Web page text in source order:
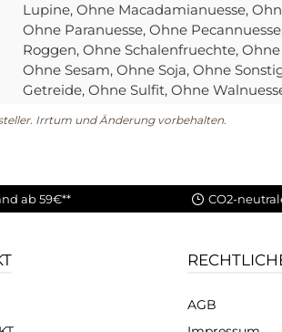
Lupine, Ohne Macadamianuesse,
Ohne Paranuesse, Ohne Pecannuesse
Roggen, Ohne Schalenfruechte,
Ohne Sesam, Ohne Soja, Ohne
Getreide, Ohne Sulfit, Ohne
Irrtum und Änderung vorbehalten.
ab 59€** CO2-
AGB